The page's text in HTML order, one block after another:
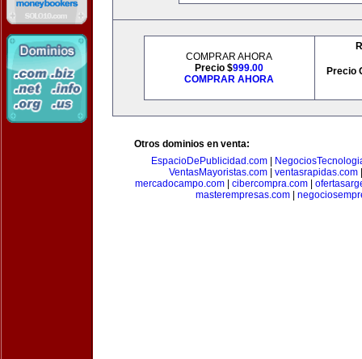
COMPRAR AHORA
Precio $999.00
COMPRAR AHORA
Precio
Otros dominios en venta:
EspacioDePublicidad.com|
VentasMayoristas.com
ventasrapidas.com
mercadocampo.com
cibercompra.com
masterempresas.com|